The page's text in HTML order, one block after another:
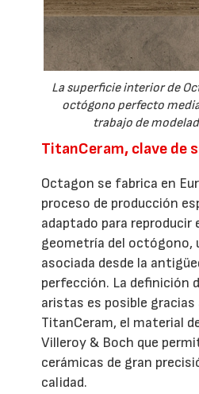
La superficie interior de
octógono perfecto
trabajo de
TitanCeram, clave de
Octagon se fabrica en
proceso de producción
adaptado para reproducir
geometría del octógono,
asociada desde la
perfección. La definición
aristas es posible gracias
TitanCeram, el material
Villeroy & Boch que
cerámicas de gran
calidad.